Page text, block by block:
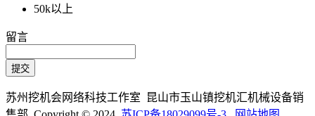
50k以上
留言
苏州挖机会网络科技工作室 昆山市玉山镇挖机汇机械设备销